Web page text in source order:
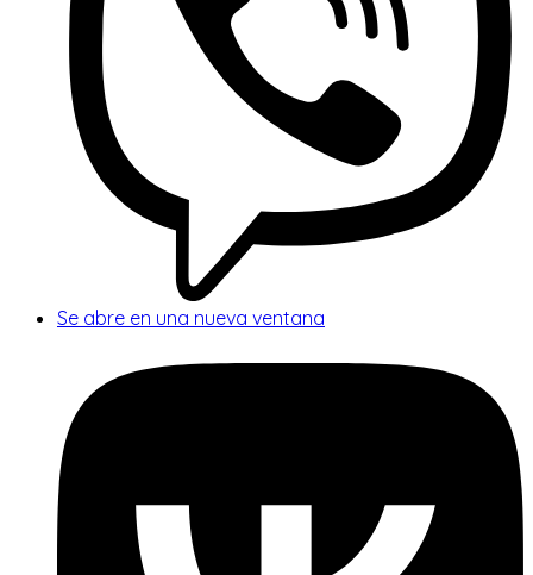
Se abre en una nueva ventana